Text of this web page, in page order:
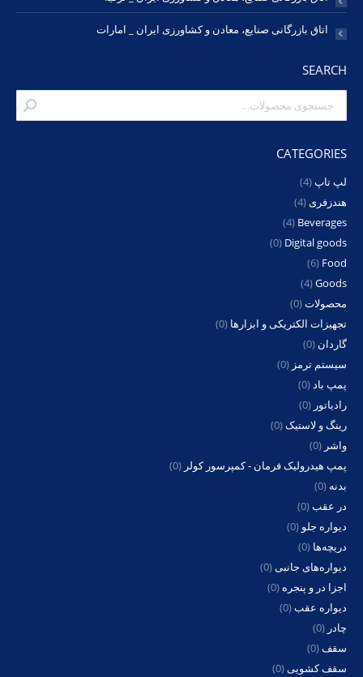
اتاق بازرگانی صنایع، معادن و کشاورزی ایران _ امارات
SEARCH
CATEGORIES
لپ تاپ(4)
هندزفری(4)
Beverages
(4)
Digital goods
(0)
Food
(6)
Goods
(4)
محصولات(0)
تجهیزات الکتریکی و ابزارها (0)
گاردان (0)
سیستم ترمز (0)
پمپ باد(0)
رادیاتور (0)
رینگ و لاستیک(0)
واشر (0)
پمپ هیدرولیک فرمان - کمپرسور کولر (0)
بدنه (0)
در عقب(0)
دیواره جلو (0)
دریچه‌ها (0)
دیواره‌های جانبی(0)
اجزا در و پنجره (0)
دیواره عقب(0)
چادر (0)
سقف(0)
سقف کشویی(0)